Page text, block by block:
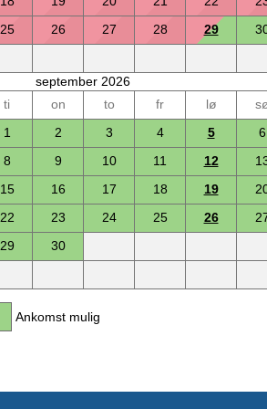
25 26 27 28 29
september 2026
ti on to fr lø
1 2 3 4 5
6
8 9 10 11 12
15 16 17 18 19
22 23 24 25 26
29
30
Ankomst mulig